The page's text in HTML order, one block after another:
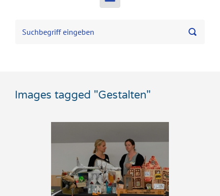
Images tagged "Gestalten"